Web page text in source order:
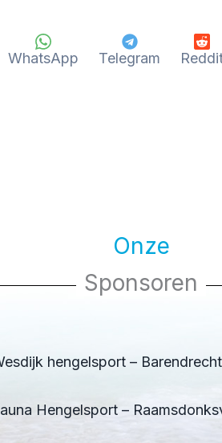
WhatsApp Telegram
Onze
Sponsoren
hengelsport – Barendrecht
Hengelsport –